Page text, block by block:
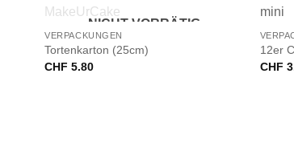
NICHT VORRÄTIG
VERPACKUNGEN
Tortenkarton (25cm)
CHF 5.80
+
12er
CHF